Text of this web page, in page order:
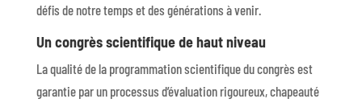
défis de notre temps et des générations à venir.
Un congrès scientifique de haut niveau
La qualité de la programmation scientifique du congrès est
garantie par un processus d’évaluation rigoureux, chapeauté